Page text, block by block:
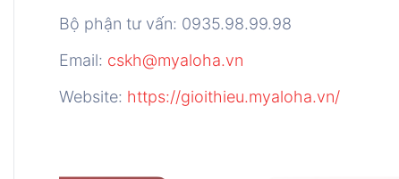
Bộ phận tư vấn: 0935.98.99.98
Email: cskh@myaloha.vn
Website: https://gioithieu.myaloha.vn/